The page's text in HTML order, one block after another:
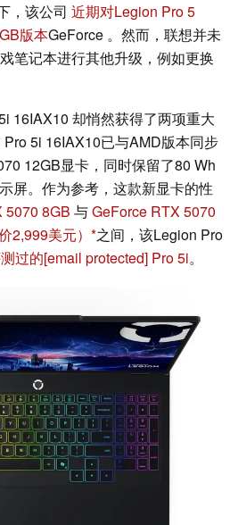
，该公司 近期对Legion Pro 5
版本GeForce 。然而，联想并未
笔记本进行其他升级，例如更换
16IAX10 却悄然获得了两项重大
5i 16IAX10已与AMD版本同步
12GB显卡，同时保留了80 Wh
屏。作为参考，这款新显卡的性
5070 8GB 与GeForce RTX 5070
2,999美元）
之间，该Legion Pro
过的[email protected] Pro 5i。